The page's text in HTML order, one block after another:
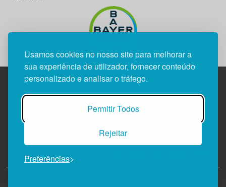
Usamos cookies no nosso site para melhorar a
sua experiência de utilizador, fornecer conteúdo
personalizado e analisar o tráfego.
Permitir Todos
Rejeitar
Preferências
Edif. Lisboa Oriente | Av. Infante D. Henrique, n.º 333H, esc.
1800-282 Lisboa | Portugal